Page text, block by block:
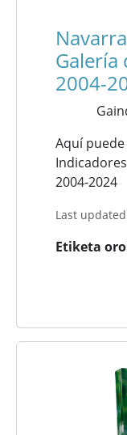
Galería
2004-
Aquí
2004-2024
Last
Etiketa